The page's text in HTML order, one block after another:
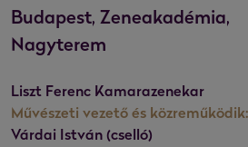
Budapest, Zeneakadémia,
Nagyterem
Liszt Ferenc Kamarazenekar
Művészeti vezető és közreműködik:
Várdai István (cselló)